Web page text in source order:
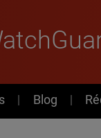
Blog